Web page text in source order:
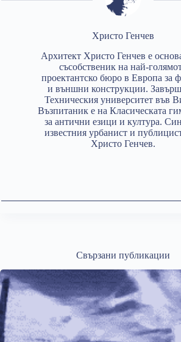
Христо Генчев
Архитект Христо Генчев е
съсобственик на най-
проектантско бюро в Европа за
и външни конструкции.
Техническия университет във
Възпитаник е на Класическата
за антични езици и култура.
известния урбанист и
Христо Генчев.
Свързани публикации